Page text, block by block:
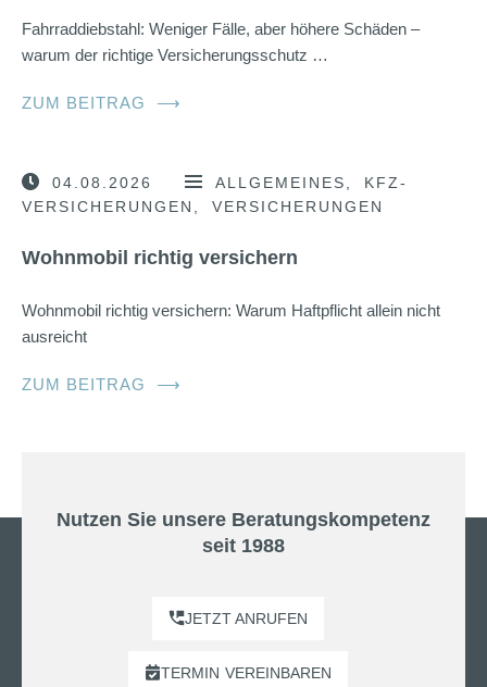
Fahrraddiebstahl: Weniger Fälle, aber höhere Schäden –
warum der richtige Versicherungsschutz …
ZUM BEITRAG ⟶
04.08.2026 ALLGEMEINES
KFZ-
VERSICHERUNGEN
VERSICHERUNGEN
Wohnmobil richtig versichern
Wohnmobil richtig versichern: Warum Haftpflicht allein nicht
ausreicht
ZUM BEITRAG ⟶
Nutzen Sie unsere Beratungskompetenz
seit 1988
JETZT ANRUFEN
TERMIN VEREINBAREN